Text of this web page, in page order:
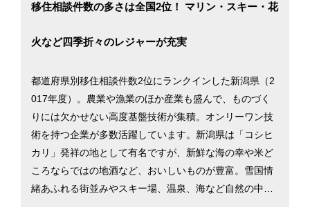
移住相談件数の多さは全国2位！ マリン・スキー・花
火など四季折々のレジャーが充実
都道府県別移住相談件数2位にランクインした新潟県（2
017年度）。農業や漁業のほか産業も盛んで、ものづく
りには欠かせない高度基盤技術が集積。オンリーワン技
術を持つ企業が多数活躍しています。新潟県は「コシヒ
カリ」発祥の地として有名ですが、新鮮な海の幸や米ど
ころならではの地酒など、おいしいものが豊富。雪国情
緒あふれる街並みやスキー場、温泉、海など自然の中で